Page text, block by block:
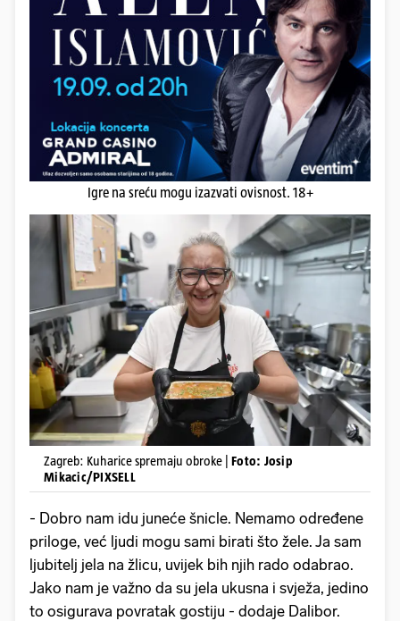
Igre na sreću mogu izazvati ovisnost. 18+
Zagreb: Kuharice spremaju obroke | Foto: Josip
Mikacic/PIXSELL
- Dobro nam idu juneće šnicle. Nemamo određene
priloge, već ljudi mogu sami birati što žele. Ja sam
ljubitelj jela na žlicu, uvijek bih njih rado odabrao.
Jako nam je važno da su jela ukusna i svježa, jedino
to osigurava povratak gostiju - dodaje Dalibor.